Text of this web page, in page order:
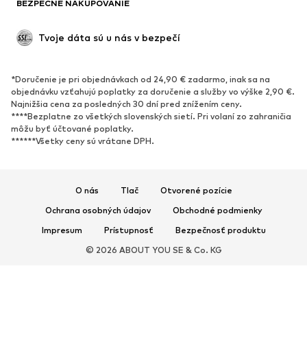
Upcyklácia
Nové
Obľúbené
Tenisky
Členkové čižmy
Topánky na vysokom podpätku
Sandále
Papuče
Exkluzívne
BEZPEČNÉ NAKUPOVANIE
Tvoje dáta sú u nás v bezpečí
*Doručenie je pri objednávkach od 24,90 € zadarmo, inak sa na
objednávku vzťahujú poplatky za doručenie a služby vo výške 2,90 €.
Najnižšia cena za posledných 30 dní pred znížením ceny.
****Bezplatne zo všetkých slovenských sietí. Pri volaní zo zahraničia
môžu byť účtované poplatky.
******Všetky ceny sú vrátane DPH.
O nás Tlač
Otvorené pozície
Ochrana osobných údajov
Obchodné podmienky
Impresum
Prístupnosť
Bezpečnosť produktu
© 2026 ABOUT YOU SE & Co. KG